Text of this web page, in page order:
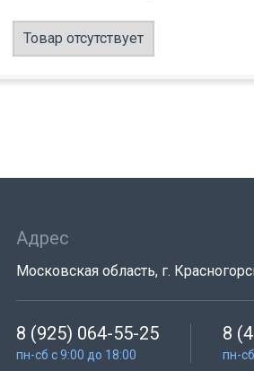
Товар отсутствует
Адрес
Московская область, г.
8 (925) 064-55-25
пн-сб с 9:00 до 18:00
8
пн-